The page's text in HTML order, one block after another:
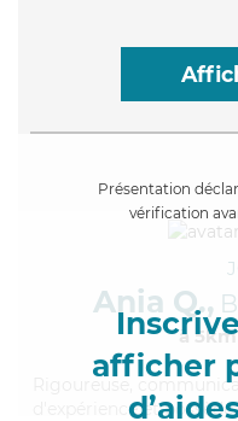
Présentation
vérification
afficher
Ania Q.,
à
,
d'expérience et